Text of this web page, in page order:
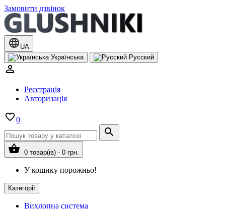
Замовити дзвінок
UA
Українська
Русский
Реєстрація
Авторизація
0
0 товар(ів) - 0 грн.
У кошику порожньо!
Категорії
Вихлопна система